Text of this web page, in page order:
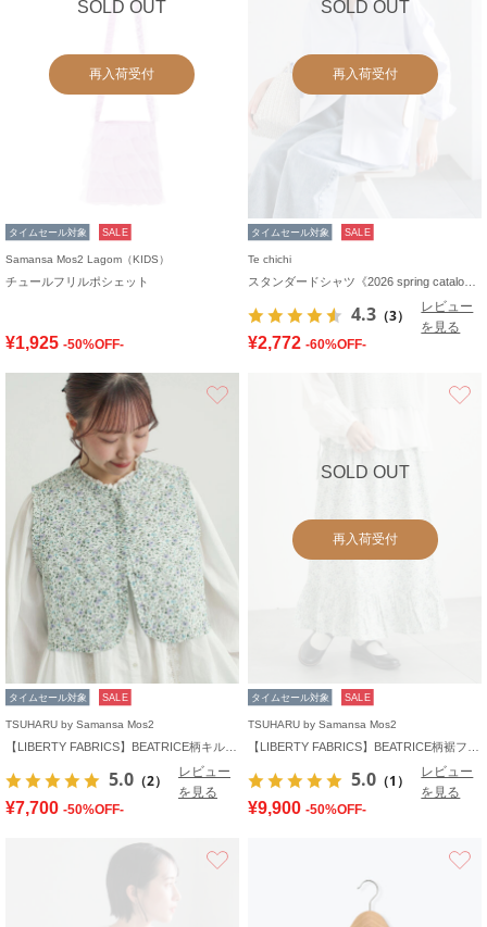
SOLD OUT
再入荷受付
タイムセール対象 SALE
Samansa Mos2 Lagom（KIDS）
チュールフリルポシェット
¥1,925 -50%OFF-
SOLD OUT
再入荷受付
タイムセール対象 SALE
Te chichi
4.3 （3）
レビュー
を見る
¥2,772 -60%OFF-
タイムセール対象 SALE
TSUHARU by Samansa Mos2
5.0 （2）
レビュー
を見る
¥7,700 -50%OFF-
SOLD OUT
再入荷受付
タイムセール対象 SALE
TSUHARU by Samansa Mos2
5.0 （1）
レビュー
を見る
¥9,900 -50%OFF-